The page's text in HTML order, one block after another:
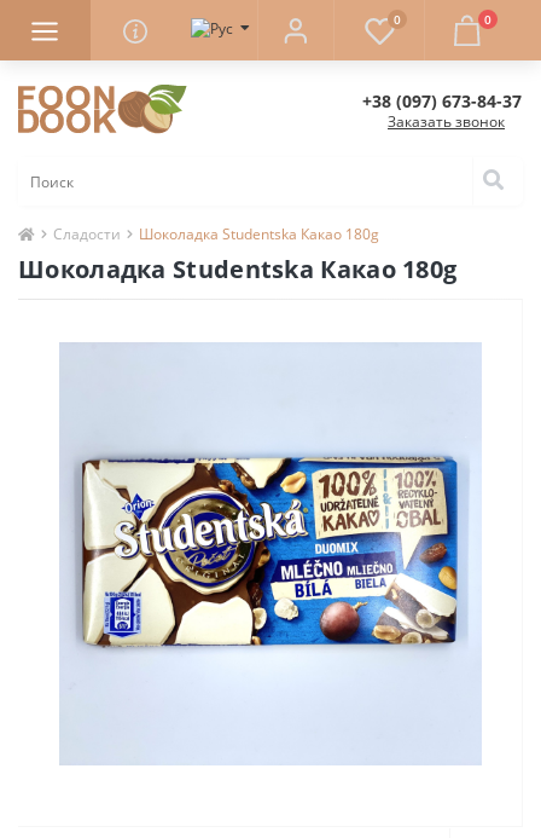
0 0
+38 (097) 673-84-37
Заказать звонок
Сладости Шоколадка Studentska Какао 180g
Шоколадка Studentska Какао 180g